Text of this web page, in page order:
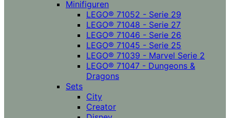
Minifiguren
LEGO® 71052 - Serie 29
LEGO® 71048 - Serie 27
LEGO® 71046 - Serie 26
LEGO® 71045 - Serie 25
LEGO® 71039 - Marvel Serie 2
LEGO® 71047 - Dungeons &
Dragons
Sets
City
Creator